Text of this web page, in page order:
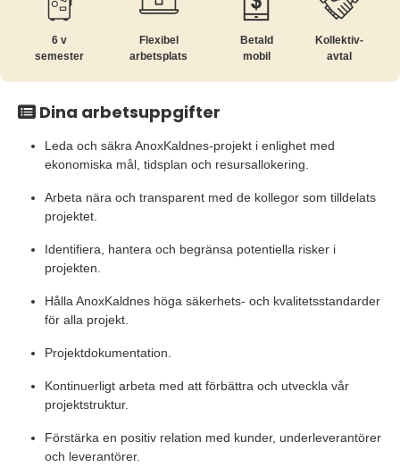
6 v
semester
Flexibel
arbetsplats
Betald
mobil
Kollektiv­
avtal
Dina arbetsuppgifter
Leda och säkra AnoxKaldnes-projekt i enlighet med
ekonomiska mål, tidsplan och resursallokering.
Arbeta nära och transparent med de kollegor som tilldelats
projektet.
Identifiera, hantera och begränsa potentiella risker i
projekten.
Hålla AnoxKaldnes höga säkerhets- och kvalitetsstandarder
för alla projekt.
Projektdokumentation.
Kontinuerligt arbeta med att förbättra och utveckla vår
projektstruktur.
Förstärka en positiv relation med kunder, underleverantörer
och leverantörer.